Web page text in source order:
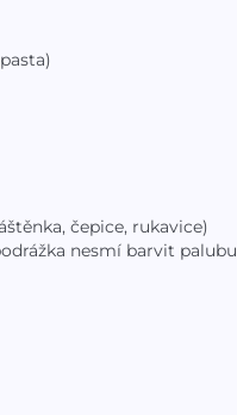
čepice, rukavice)
nesmí barvit